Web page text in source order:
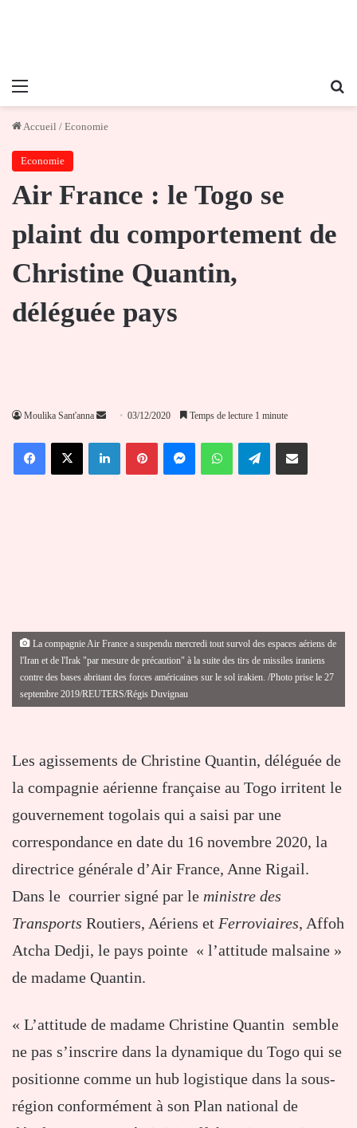
Menu
Accueil / Economie
Economie
Air France : le Togo se
plaint du comportement de
Christine Quantin,
déléguée pays
Moulika Sant'anna
Envoyer
courriel
03/12/2020 Temps de lecture 1 minute
FacebookX LinkedinPinterestMessengerWhatsAppTelegramPartager par email
La compagnie Air France a suspendu mercredi tout survol des espaces aériens de
l'Iran et de l'Irak "par mesure de précaution" à la suite des tirs de missiles iraniens
contre des bases abritant des forces américaines sur le sol irakien. /Photo prise le 27
septembre 2019/REUTERS/Régis Duvignau
Les agissements de Christine Quantin, déléguée de
la compagnie aérienne française au Togo irritent le
gouvernement togolais qui a saisi par une
correspondance en date du 16 novembre 2020, la
directrice générale d’Air France, Anne Rigail.
Dans le courrier signé par le ministre des
Transports Routiers, Aériens et Ferroviaires, Affoh
Atcha Dedji, le pays pointe « l’attitude malsaine »
de madame Quantin.
« L’attitude de madame Christine Quantin semble
ne pas s’inscrire dans la dynamique du Togo qui se
positionne comme un hub logistique dans la sous-
région conformément à son Plan national de